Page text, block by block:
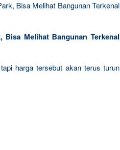
Bisa Melihat Bangunan Terkenal
Bisa Melihat Bangunan Terkenal
harga tersebut akan terus turun